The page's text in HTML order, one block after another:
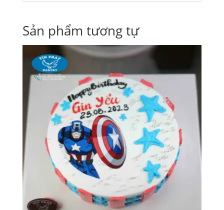
Sản phẩm tương tự